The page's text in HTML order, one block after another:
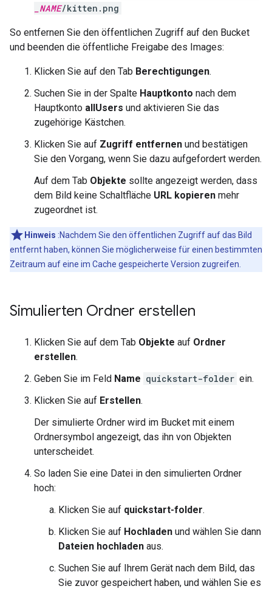
_NAME/kitten.png
So entfernen Sie den öffentlichen Zugriff auf den Bucket
und beenden die öffentliche Freigabe des Images:
Klicken Sie auf den Tab Berechtigungen.
Suchen Sie in der Spalte Hauptkonto nach dem
Hauptkonto allUsers und aktivieren Sie das
zugehörige Kästchen.
Klicken Sie auf Zugriff entfernen und bestätigen
Sie den Vorgang, wenn Sie dazu aufgefordert werden.
Auf dem Tab Objekte sollte angezeigt werden, dass
dem Bild keine Schaltfläche URL kopieren mehr
zugeordnet ist.
Hinweis :Nachdem Sie den öffentlichen Zugriff auf das Bild
entfernt haben, können Sie möglicherweise für einen bestimmten
Zeitraum auf eine im Cache gespeicherte Version zugreifen.
Simulierten Ordner erstellen
Klicken Sie auf dem Tab Objekte auf Ordner
erstellen.
Geben Sie im Feld Name quickstart-folder ein.
Klicken Sie auf Erstellen.
Der simulierte Ordner wird im Bucket mit einem
Ordnersymbol angezeigt, das ihn von Objekten
unterscheidet.
So laden Sie eine Datei in den simulierten Ordner
hoch:
Klicken Sie auf quickstart-folder.
Klicken Sie auf Hochladen und wählen Sie dann
Dateien hochladen aus.
Suchen Sie auf Ihrem Gerät nach dem Bild, das
Sie zuvor gespeichert haben, und wählen Sie es